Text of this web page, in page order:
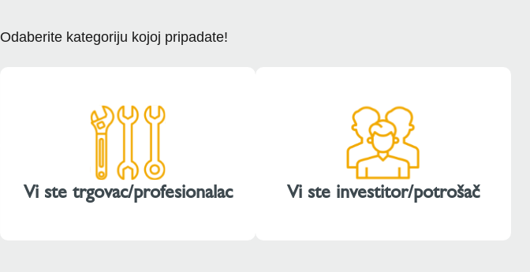
Odaberite kategoriju kojoj pripadate!
Vi ste trgovac/profesionalac Vi ste investitor/potrošač